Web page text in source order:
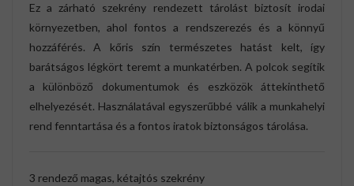
Ez a zárható szekrény rendezett tárolást biztosít irodai
környezetben, ahol fontos a rendszerezés és a könnyű
hozzáférés. A kőris szín természetes hatást kelt, így
barátságos légkört teremt a munkatérben. A polcok segítik
a különböző dokumentumok és eszközök áttekinthető
elhelyezését. Használatával egyszerűbbé válik a munkahelyi
rend fenntartása és a fontos iratok biztonságos tárolása.
3 rendező magas, kétajtós szekrény